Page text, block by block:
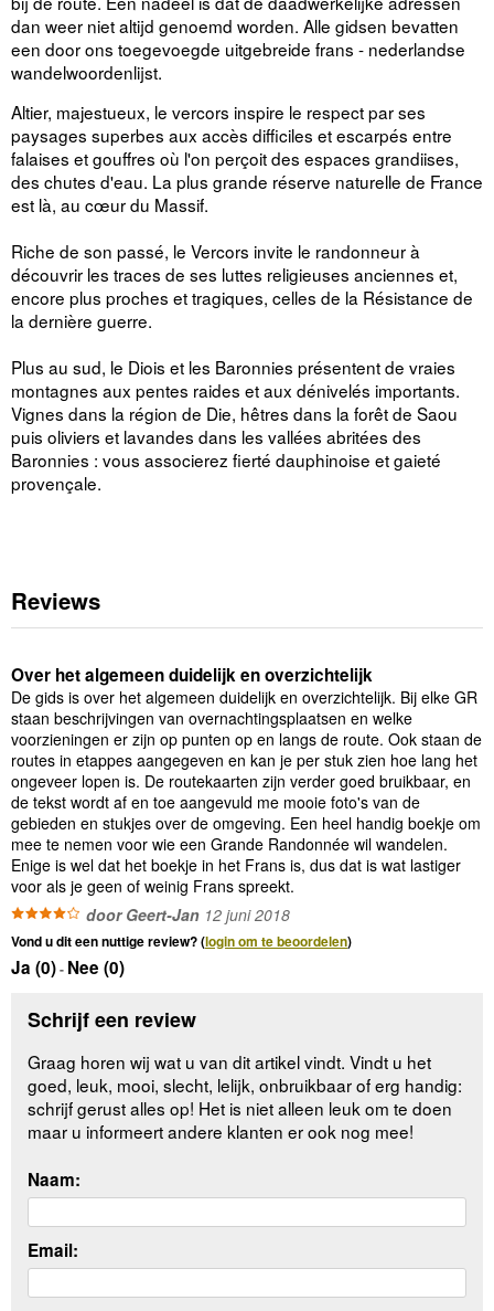
dan weer niet altijd genoemd worden. Alle gidsen bevatten
een door ons toegevoegde uitgebreide frans - nederlandse
wandelwoordenlijst.
Altier, majestueux, le vercors inspire le respect par ses
paysages superbes aux accès difficiles et escarpés entre
falaises et gouffres où l'on perçoit des espaces grandiises,
des chutes d'eau. La plus grande réserve naturelle de France
est là, au cœur du Massif.
Riche de son passé, le Vercors invite le randonneur à
découvrir les traces de ses luttes religieuses anciennes et,
encore plus proches et tragiques, celles de la Résistance de
la dernière guerre.
Plus au sud, le Diois et les Baronnies présentent de vraies
montagnes aux pentes raides et aux dénivelés importants.
Vignes dans la région de Die, hêtres dans la forêt de Saou
puis oliviers et lavandes dans les vallées abritées des
Baronnies : vous associerez fierté dauphinoise et gaieté
provençale.
Reviews
Over het algemeen duidelijk en overzichtelijk
De gids is over het algemeen duidelijk en overzichtelijk. Bij elke GR
staan beschrijvingen van overnachtingsplaatsen en welke
voorzieningen er zijn op punten op en langs de route. Ook staan de
routes in etappes aangegeven en kan je per stuk zien hoe lang het
ongeveer lopen is. De routekaarten zijn verder goed bruikbaar, en
de tekst wordt af en toe aangevuld me mooie foto's van de
gebieden en stukjes over de omgeving. Een heel handig boekje om
mee te nemen voor wie een Grande Randonnée wil wandelen.
Enige is wel dat het boekje in het Frans is, dus dat is wat lastiger
voor als je geen of weinig Frans spreekt.
door Geert-Jan 12 juni 2018
Vond u dit een nuttige review? (login om te beoordelen)
Ja (0)- Nee (0)
Schrijf een review
Graag horen wij wat u van dit artikel vindt. Vindt u het
goed, leuk, mooi, slecht, lelijk, onbruikbaar of erg handig:
schrijf gerust alles op! Het is niet alleen leuk om te doen
maar u informeert andere klanten er ook nog mee!
Naam:
Email: